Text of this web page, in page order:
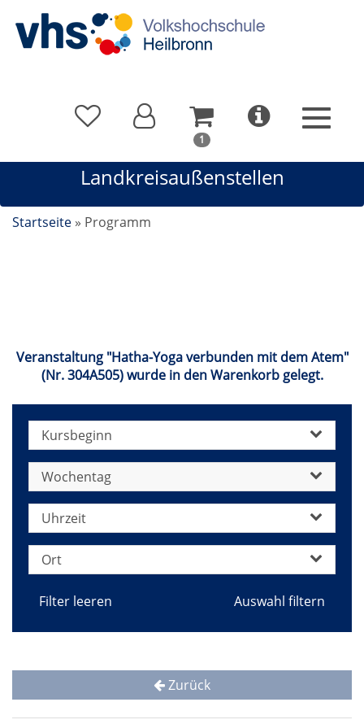
1 In
Warenkorb
sich
Landkreisaußenstellen
Startseite » Programm
Veranstaltung "Hatha-Yoga verbunden mit dem Atem"
(Nr. 304A505) wurde in den Warenkorb gelegt.
Kursbeginn
Wochentag
Uhrzeit
Ort
Filter leeren
Zurück